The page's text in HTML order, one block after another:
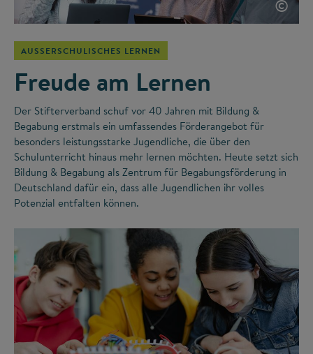
©
AUSSERSCHULISCHES LERNEN
Freude am Lernen
Der Stifterverband schuf vor 40 Jahren mit Bildung &
Begabung erstmals ein umfassendes Förderangebot für
besonders leistungsstarke Jugendliche, die über den
Schulunterricht hinaus mehr lernen möchten. Heute setzt sich
Bildung & Begabung als Zentrum für Begabungsförderung in
Deutschland dafür ein, dass alle Jugendlichen ihr volles
Potenzial entfalten können.